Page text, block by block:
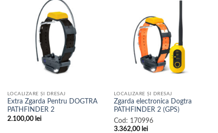
produsului.
LOCALIZARE ȘI DRESAJ
Extra Zgarda Pentru DOGTRA
PATHFINDER 2
2.100,00 lei
LOCALIZARE ȘI DRESAJ
Zgarda electronica Dogtra
PATHFINDER 2 (GPS)
Cod: 170996
3.362,00 lei